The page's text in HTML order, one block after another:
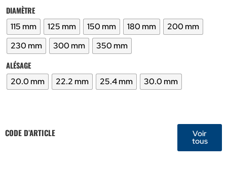
DIAMÈTRE
115 mm
125 mm 150 mm 180 mm
200 mm
230 mm
300 mm
350 mm
ALÉSAGE
20.0 mm
22.2 mm 25.4 mm 30.0 mm
CODE D’ARTICLE Voir
tous